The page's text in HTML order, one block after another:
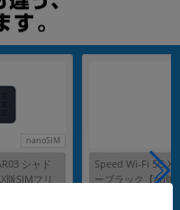
nanoSIM
シャド
版SIMフリ
Speed Wi-Fi 5G
ーブラック【au版